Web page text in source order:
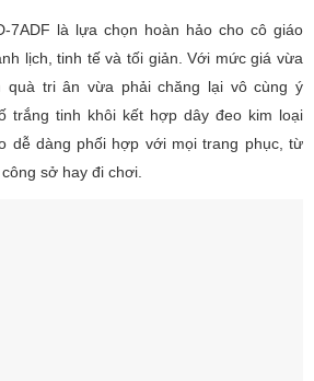
7ADF là lựa chọn hoàn hảo cho cô giáo
lịch, tinh tế và tối giản. Với mức giá vừa
quà tri ân vừa phải chăng lại vô cùng ý
trắng tinh khôi kết hợp dây đeo kim loại
dễ dàng phối hợp với mọi trang phục, từ
sở hay đi chơi.